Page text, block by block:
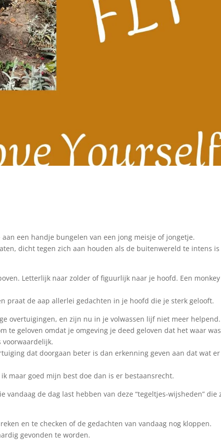
een handje bungelen van een jong meisje of jongetje.
dicht tegen zich aan houden als de buitenwereld te intens
Letterlijk naar zolder of figuurlijk naar je hoofd. Een monkey
praat de aap allerlei gedachten in je hoofd die je sterk gelooft.
overtuigingen, en zijn nu in je volwassen lijf niet meer helpend.
te geloven omdat je omgeving je deed geloven dat het waar
voorwaardelijk.
dat doorgaan beter is dan erkenning geven aan dat wat
maar goed mijn best doe dan is er bestaansrecht.
vandaag de dag last hebben van deze “tegeltjes-wijsheden” die
en te checken of de gedachten van vandaag nog kloppen.
gevonden te worden.